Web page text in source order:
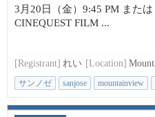
3月20日（金）9:45 PM また
CINEQUEST FILM ...
[Registrant] れい [Location]
サンノゼ sanjose mountainview